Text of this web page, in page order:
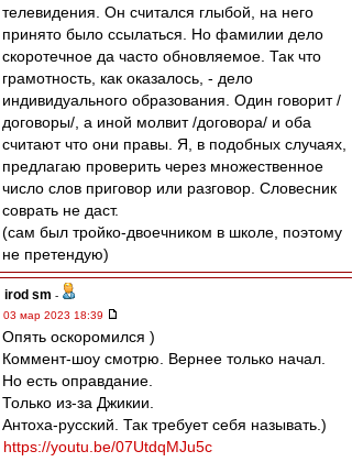
телевидения. Он считался глыбой, на него
принято было ссылаться. Но фамилии дело
скоротечное да часто обновляемое. Так что
грамотность, как оказалось, - дело
индивидуального образования. Один говорит /
договоры/, а иной молвит /договора/ и оба
считают что они правы. Я, в подобных случаях,
предлагаю проверить через множественное
число слов приговор или разговор. Словесник
соврать не даст.
(сам был тройко-двоечником в школе, поэтому
не претендую)
irod sm -
03 мар 2023 18:39
Опять оскоромился )
Коммент-шоу смотрю. Вернее только начал.
Но есть оправдание.
Только из-за Джикии.
Антоха-русский. Так требует себя называть.)
https://youtu.be/07UtdqMJu5c